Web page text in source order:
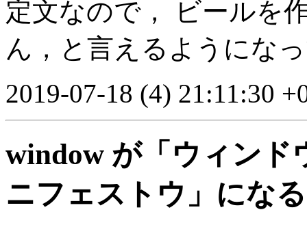
定文なので， ビールを
ん，と言えるようにな
2019-07-18 (4) 21:11:30
window が「ウィンド
ニフェストウ」にな